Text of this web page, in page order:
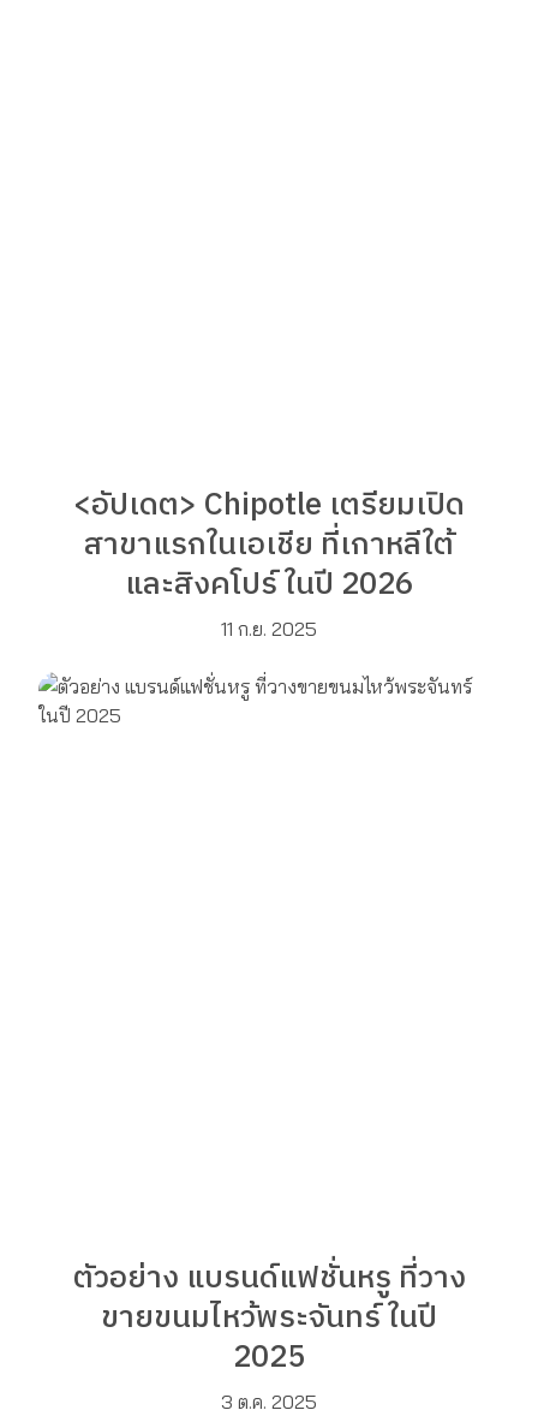
<อัปเดต> Chipotle เตรียมเปิด
สาขาแรกในเอเชีย ที่เกาหลีใต้
และสิงคโปร์ ในปี 2026
11 ก.ย. 2025
ตัวอย่าง แบรนด์แฟชั่นหรู ที่วาง
ขายขนมไหว้พระจันทร์ ในปี
2025
3 ต.ค. 2025